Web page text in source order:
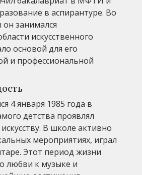
в аспирантуре. Во
занимался
искусственного
основой для его
и профессиональной
4 января 1985 года в
детства проявлял
В школе активно
мероприятиях, играл
Этот период жизни
любви к музыке и